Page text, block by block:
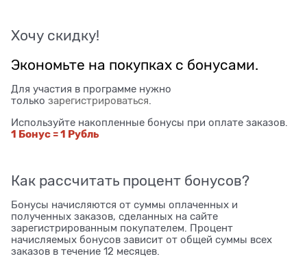
Хочу скидку!
Экономьте на покупках с бонусами.
Для участия в программе нужно
только зарегистрироваться
Используйте накопленные бонусы при оплате заказов.
1 Бонус = 1 Рубль
Как рассчитать процент бонусов?
Бонусы начисляются от суммы оплаченных и
полученных заказов, сделанных на сайте
зарегистрированным покупателем. Процент
начисляемых бонусов зависит от общей суммы всех
заказов в течение 12 месяцев.